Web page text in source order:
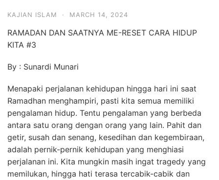
KAJIAN ISLAM · MARCH 14, 2024
RAMADAN DAN SAATNYA ME-RESET CARA HIDUP
KITA #3
By : Sunardi Munari
Menapaki perjalanan kehidupan hingga hari ini saat
Ramadhan menghampiri, pasti kita semua memiliki
pengalaman hidup. Tentu pengalaman yang berbeda
antara satu orang dengan orang yang lain. Pahit dan
getir, susah dan senang, kesedihan dan kegembiraan,
adalah pernik-pernik kehidupan yang menghiasi
perjalanan ini. Kita mungkin masih ingat tragedy yang
memilukan, hingga hati terasa tercabik-cabik dan